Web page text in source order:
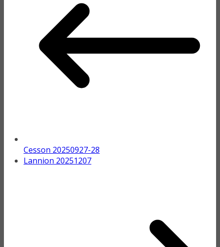
Cesson 20250927-28
Lannion 20251207